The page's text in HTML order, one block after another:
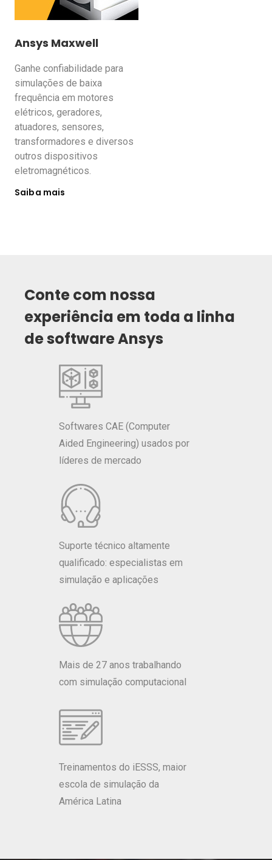
Ansys Maxwell
Ganhe confiabilidade para
simulações de baixa
frequência em motores
elétricos, geradores,
atuadores, sensores,
transformadores e diversos
outros dispositivos
eletromagnéticos.
Saiba mais
Conte com nossa
experiência em toda a linha
de software Ansys
Softwares CAE (Computer
Aided Engineering) usados por
líderes de mercado
Suporte técnico altamente
qualificado: especialistas em
simulação e aplicações
Mais de 27 anos trabalhando
com simulação computacional
Treinamentos do iESSS, maior
escola de simulação da
América Latina